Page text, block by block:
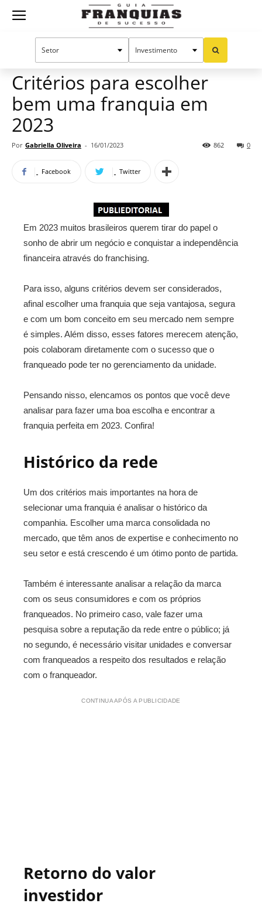
Guia
Mercado de franquias Publieditorial
Critérios para escolher
bem uma franquia em
2023
Por Gabriella Oliveira - 16/01/2023 0
862
Facebook Twitter
Em 2023 muitos brasileiros querem tirar do papel o
sonho de abrir um negócio e conquistar a independência
financeira através do franchising.
Para isso, alguns critérios devem ser considerados,
afinal escolher uma franquia que seja vantajosa, segura
e com um bom conceito em seu mercado nem sempre
é simples. Além disso, esses fatores merecem atenção,
pois colaboram diretamente com o sucesso que o
franqueado pode ter no gerenciamento da unidade.
Pensando nisso, elencamos os pontos que você deve
analisar para fazer uma boa escolha e encontrar a
franquia perfeita em 2023. Confira!
Histórico da rede
Um dos critérios mais importantes na hora de
selecionar uma franquia é analisar o histórico da
companhia. Escolher uma marca consolidada no
mercado, que têm anos de expertise e conhecimento no
seu setor e está crescendo é um ótimo ponto de partida.
Também é interessante analisar a relação da marca
com os seus consumidores e com os próprios
franqueados. No primeiro caso, vale fazer uma
pesquisa sobre a reputação da rede entre o público; já
no segundo, é necessário visitar unidades e conversar
com franqueados a respeito dos resultados e relação
com o franqueador.
CONTINUA APÓS A PUBLICIDADE
Retorno do valor
investidor